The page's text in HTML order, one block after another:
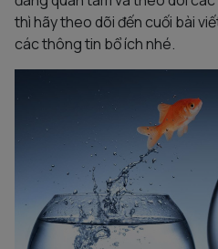
thì hãy theo dõi đến cuối bài
các thông tin bổ ích nhé.